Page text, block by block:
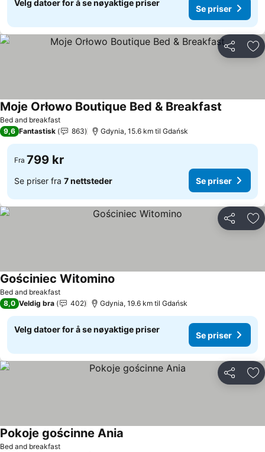
Velg datoer for å se nøyaktige priser
Se priser
Del
Bed and breakfast
Moje Orłowo Boutique Bed & Breakfast
9,6 Fantastisk 863 Gdynia, 15.6 km til Gdańsk
Fra 799 kr
Se priser fra 7 nettsteder Se priser
Del
Bed and breakfast
Gościniec Witomino
8,0 Veldig bra 402 Gdynia, 19.6 km til Gdańsk
Velg datoer for å se nøyaktige priser
Se priser
Del
Bed and breakfast
Pokoje gościnne Ania